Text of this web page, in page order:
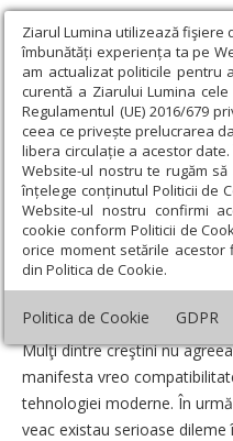
Ziarul Lumina utilizează
îmbunătăți experiența ta pe
am actualizat politicile pentru
curentă a Ziarului Lumina
Regulamentul (UE) 2016/679
ceea ce privește prelucrarea
libera circulație a acestor
Website-ul nostru te rugăm
înțelege conținutul Politicii de
Website-ul nostru confirmi
cookie conform Politicii de
orice moment setările
din Politica de Cookie.
Politica de Cookie GDPR
Ziarul Lumina › Opinii ›
cu naivitatea
Pomelnicul online
Un articol de:Ionuţ Bursuc -
Mulţi dintre creştini nu
manifesta vreo
tehnologiei moderne. În
veac existau serioase